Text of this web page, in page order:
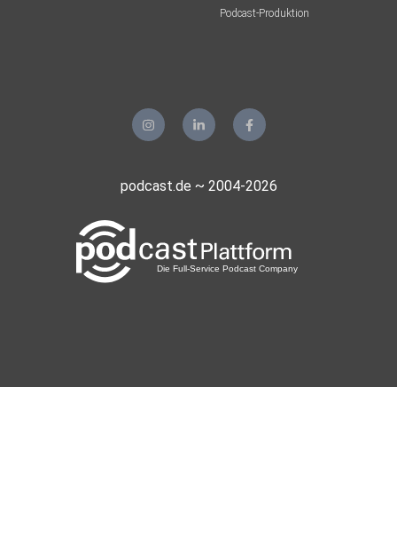
Podcast-Produktion
podcast.de ~ 2004-2026